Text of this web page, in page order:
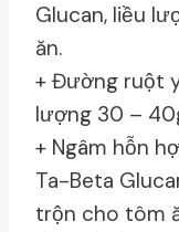
Glucan, liều
ăn.
+ Đường ruột
lượng 30 –
+ Ngâm hỗn
Ta-Beta
trộn cho tôm